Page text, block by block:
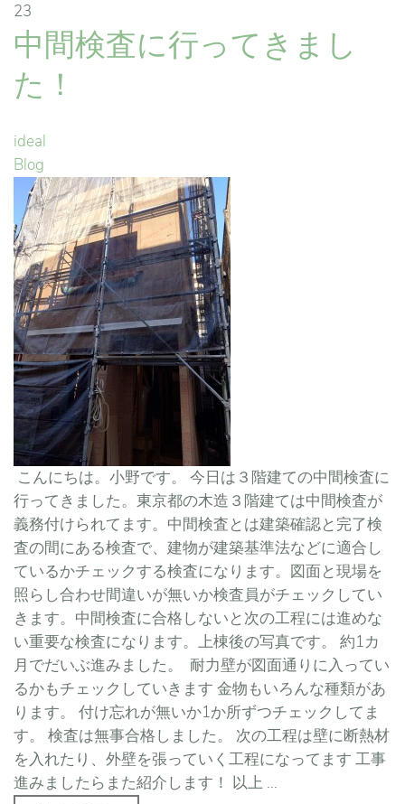
23
中間検査に行ってきまし
た！
ideal
Blog
こんにちは。小野です。 今日は３階建ての中間検査に
行ってきました。東京都の木造３階建ては中間検査が
義務付けられてます。中間検査とは建築確認と完了検
査の間にある検査で、建物が建築基準法などに適合し
ているかチェックする検査になります。図面と現場を
照らし合わせ間違いが無いか検査員がチェックしてい
きます。中間検査に合格しないと次の工程には進めな
い重要な検査になります。上棟後の写真です。 約1カ
月でだいぶ進みました。 耐力壁が図面通りに入ってい
るかもチェックしていきます 金物もいろんな種類があ
ります。 付け忘れが無いか1か所ずつチェックしてま
す。 検査は無事合格しました。 次の工程は壁に断熱材
を入れたり、外壁を張っていく工程になってます 工事
進みましたらまた紹介します！ 以上 ...